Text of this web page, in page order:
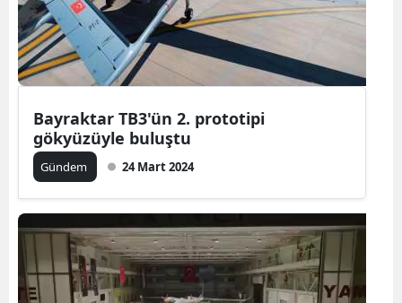
Bayraktar TB3'ün 2. prototipi
gökyüzüyle buluştu
Gündem 24 Mart 2024